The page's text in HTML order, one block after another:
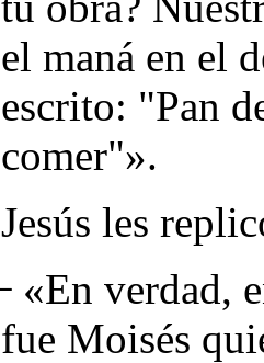
el maná en el
escrito: "Pan
comer"».
Jesús les
«En verdad,
fue Moisés